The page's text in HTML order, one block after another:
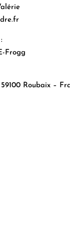
Frogg
Roubaix –